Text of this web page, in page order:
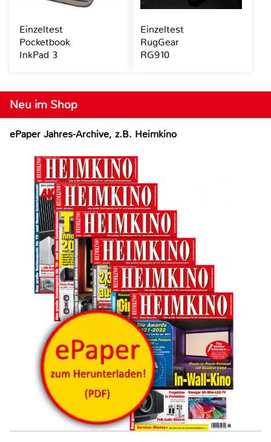
Neu im Shop
ePaper Jahres-Archive, z.B. Heimkino
Einzeltest
Pocketbook
InkPad 3
Einzeltest
RugGear
RG910